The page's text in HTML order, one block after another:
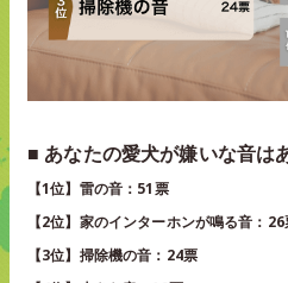
■ あなたの愛犬が嫌いな音は
【1位】雷の音：51票
【2位】家のインターホンが鳴る音：26
【3位】掃除機の音：24票